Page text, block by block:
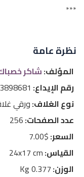
***
نظرة عامة
المؤلف:شاكر
رقم الإيداع:
نوع الغلاف:ورقي
عدد الصفحات:256
السعر:$7.00
القياس:24x17 cm
الوزن:0.377 Kg